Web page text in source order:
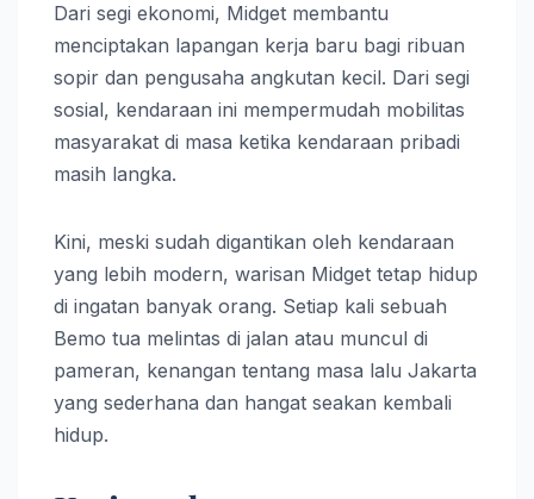
Dari segi ekonomi, Midget membantu
menciptakan lapangan kerja baru bagi ribuan
sopir dan pengusaha angkutan kecil. Dari segi
sosial, kendaraan ini mempermudah mobilitas
masyarakat di masa ketika kendaraan pribadi
masih langka.
Kini, meski sudah digantikan oleh kendaraan
yang lebih modern, warisan Midget tetap hidup
di ingatan banyak orang. Setiap kali sebuah
Bemo tua melintas di jalan atau muncul di
pameran, kenangan tentang masa lalu Jakarta
yang sederhana dan hangat seakan kembali
hidup.